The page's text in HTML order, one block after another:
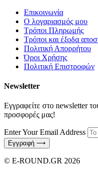
Επικοινωνία
Ο λογαριασμός μου
Τρόποι Πληρωμής
Τρόποι και έξοδα
Πολιτική Απορρήτου
Όροι Χρήσης
Πολιτική Επιστροφών
Newsletter
Εγγραφείτε στο newsletter
προσφορές μας!
Enter Your Email Address
Εγγραφή ⟶
© E-ROUND.GR 2026